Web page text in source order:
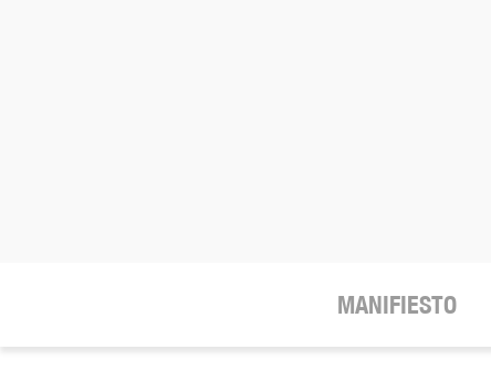
MANIFIESTO